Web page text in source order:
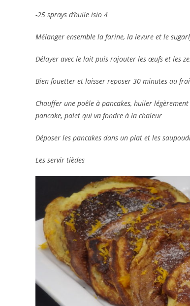
-25 sprays d’huile isio 4
Mélanger ensemble la farine, la levure et le
Délayer avec le lait puis rajouter les œufs et les
Bien fouetter et laisser reposer 30 minutes au
Chauffer une poêle à pancakes, huiler
pancake, palet qui va fondre à la chaleur
Déposer les pancakes dans un plat et les
Les servir tièdes